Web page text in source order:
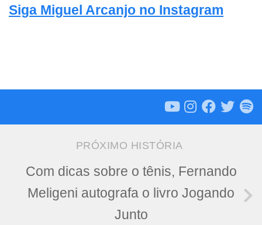
Siga Miguel Arcanjo no Instagram
PRÓXIMO HISTÓRIA
Com dicas sobre o tênis, Fernando
Meligeni autografa o livro Jogando
Junto